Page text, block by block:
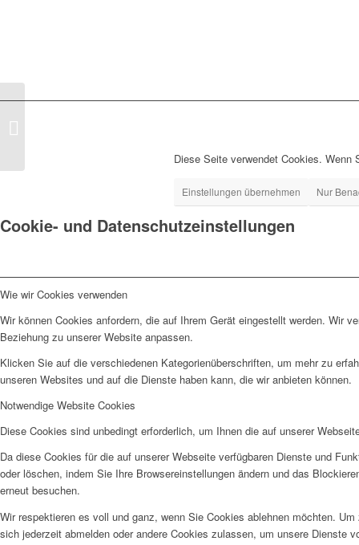
Diese Seite verwendet Cookies.
Einstellungen übernehmen Nur
Cookie- und Datenschutzeinstellungen
Wie wir Cookies verwenden
Wir können Cookies anfordern, die auf Ihrem Gerät eingestellt werden. Wir
Beziehung zu unserer Website anpassen.
Klicken Sie auf die verschiedenen Kategorienüberschriften, um mehr zu
unseren Websites und auf die Dienste haben kann, die wir anbieten können.
Notwendige Website Cookies
Diese Cookies sind unbedingt erforderlich, um Ihnen die auf unserer
Da diese Cookies für die auf unserer Webseite verfügbaren Dienste und
oder löschen, indem Sie Ihre Browsereinstellungen ändern und das
erneut besuchen.
Wir respektieren es voll und ganz, wenn Sie Cookies ablehnen möchten.
sich jederzeit abmelden oder andere Cookies zulassen, um unsere Dienste